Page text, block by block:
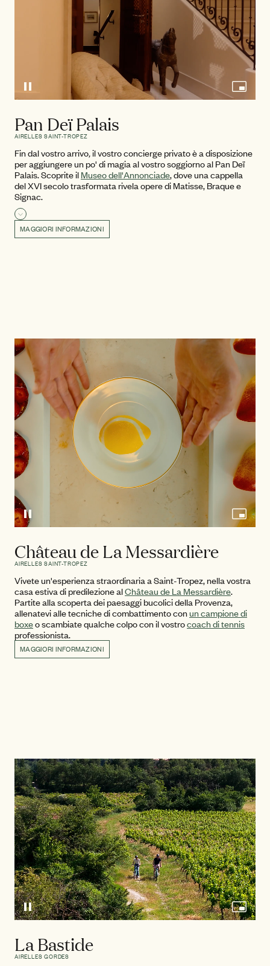
Pan Deï Palais
AIRELLES SAINT-TROPEZ
Fin dal vostro arrivo,il vostro concierge privato è a disposizione
per aggiungere un po' di magia al vostro soggiorno al Pan Deï
Palais. Scoprite il Museo dell'Annonciade, dove una cappella
del XVI secolo trasformata rivela opere di Matisse, Braque e
Signac.
Leggi di più
MAGGIORI INFORMAZIONI
Château de La Messardière
AIRELLES SAINT-TROPEZ
Vivete un'esperienza straordinaria a Saint-Tropez, nella vostra
casa estiva di predilezione alChâteau de La Messardière.
Partite alla scoperta dei paesaggi bucolici della Provenza,
allenatevi alle tecniche di combattimento conun campione di
boxeo scambiate qualche colpo con il vostrocoach di tennis
professionista.
MAGGIORI INFORMAZIONI
La Bastide
AIRELLES GORDES